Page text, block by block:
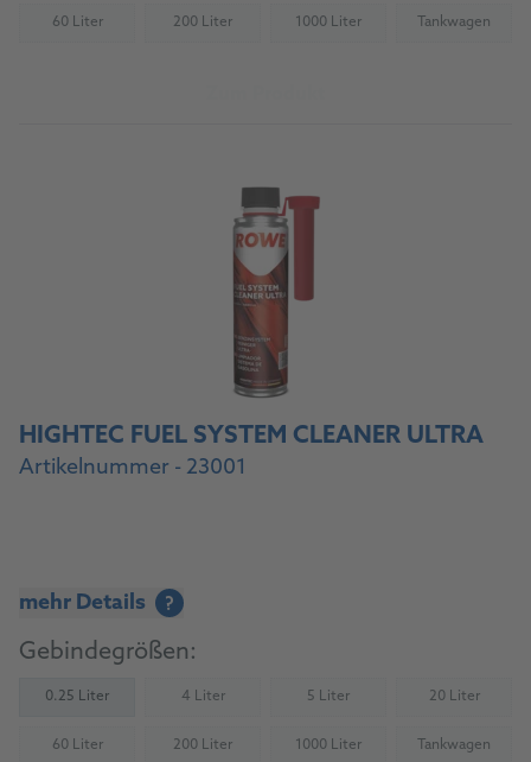
60 Liter
(Nicht verfügbar)200 Liter(Nicht verfügbar)1000 Liter(Nicht verfügbar)Tankwagen
(Nicht
HIGHTEC FUEL SYSTEM CLEANER ULTRA
Artikelnummer - 23001
mehr Details ?
Gebindegrößen:
0.25 Liter 4 Liter
(Nicht verfügbar)5 Liter(Nicht verfügbar)20 Liter
(Nicht
60 Liter
(Nicht verfügbar)200 Liter(Nicht verfügbar)1000 Liter(Nicht verfügbar)Tankwagen
(Nicht